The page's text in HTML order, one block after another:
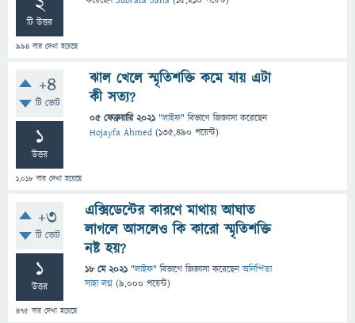
টি উত্তর
994 বার দেখা হয়েছে
+4
টি ভোট
1
উত্তর
1,018 বার দেখা হয়েছে
ঝাল খেলে স্মৃতিশক্তি কমে যায় এটা
কী সত্য?
05 ফেব্রুয়ারি 2021 "লাইফ" বিভাগে জিজ্ঞাসাকরেছেন
Hojayfa Ahmed (135,490 পয়েন্ট)
+3
টি ভোট
1
উত্তর
475 বার দেখা হয়েছে
এক্সিডেন্টের কারণে মাথায় আঘাত
লাগলে আসলেও কি কারো স্মৃতিশক্তি
নষ্ট হয়?
18 মে 2021 "লাইফ" বিভাগে জিজ্ঞাসাকরেছেনঅনিন্দিতা
সাহা লগ্ন (9,000 পয়েন্ট)